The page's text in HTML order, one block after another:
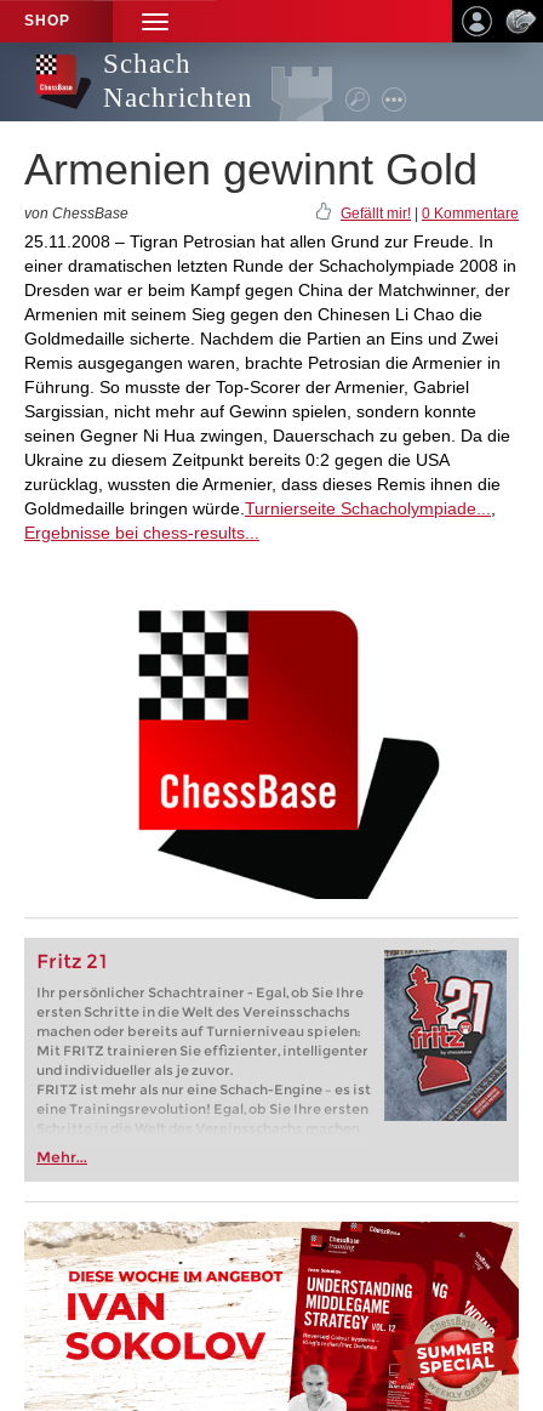
SHOP
TOGGLE
NAVIGATION
Schach
Nachrichten
Armenien gewinnt Gold
von ChessBase Gefällt mir! 0 Kommentare
25.11.2008 – Tigran Petrosian hat allen Grund zur Freude. In
einer dramatischen letzten Runde der Schacholympiade 2008 in
Dresden war er beim Kampf gegen China der Matchwinner, der
Armenien mit seinem Sieg gegen den Chinesen Li Chao die
Goldmedaille sicherte. Nachdem die Partien an Eins und Zwei
Remis ausgegangen waren, brachte Petrosian die Armenier in
Führung. So musste der Top-Scorer der Armenier, Gabriel
Sargissian, nicht mehr auf Gewinn spielen, sondern konnte
seinen Gegner Ni Hua zwingen, Dauerschach zu geben. Da die
Ukraine zu diesem Zeitpunkt bereits 0:2 gegen die USA
zurücklag, wussten die Armenier, dass dieses Remis ihnen die
Goldmedaille bringen würde. Turnierseite Schacholympiade...
Ergebnisse bei chess-results...
Fritz 21
Ihr persönlicher Schachtrainer - Egal, ob Sie Ihre
ersten Schritte in die Welt des Vereinsschachs
machen oder bereits auf Turnierniveau spielen:
Mit FRITZ trainieren Sie effizienter, intelligenter
und individueller als je zuvor.
FRITZ ist mehr als nur eine Schach-Engine – es ist
eine Trainingsrevolution! Egal, ob Sie Ihre ersten
Schritte in die Welt des Vereinsschachs machen
oder bereits auf Turnierniveau spielen: Mit
FRITZ trainieren Sie effizienter, intelligenter und
individueller als je zuvor.
Mehr...